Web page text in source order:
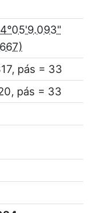
pás = 33
pás = 33